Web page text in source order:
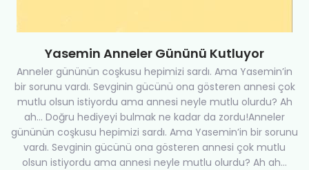
Yasemin Anneler Gününü Kutluyor
Anneler gününün coşkusu hepimizi sardı. Ama Yasemin’in
bir sorunu vardı. Sevginin gücünü ona gösteren annesi çok
mutlu olsun istiyordu ama annesi neyle mutlu olurdu? Ah
ah… Doğru hediyeyi bulmak ne kadar da zordu!Anneler
gününün coşkusu hepimizi sardı. Ama Yasemin’in bir sorunu
vardı. Sevginin gücünü ona gösteren annesi çok mutlu
olsun istiyordu ama annesi neyle mutlu olurdu? Ah ah…